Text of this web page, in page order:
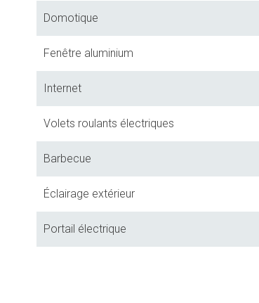
Domotique
Fenêtre aluminium
Internet
Volets roulants électriques
Barbecue
Éclairage extérieur
Portail électrique